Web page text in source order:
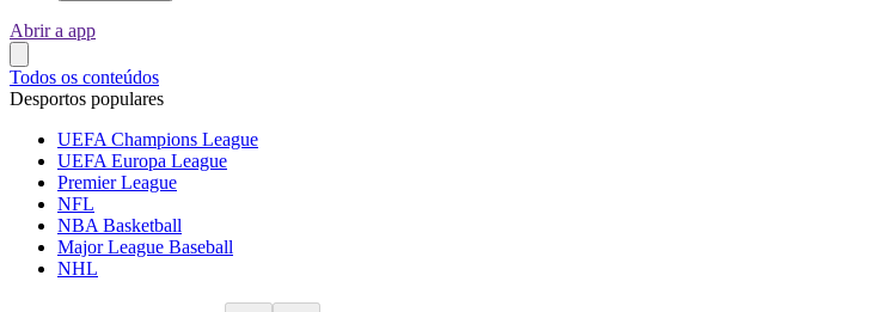
Abrir a app
Todos os conteúdos
Desportos populares
UEFA Champions League
UEFA Europa League
Premier League
NFL
NBA Basketball
Major League Baseball
NHL